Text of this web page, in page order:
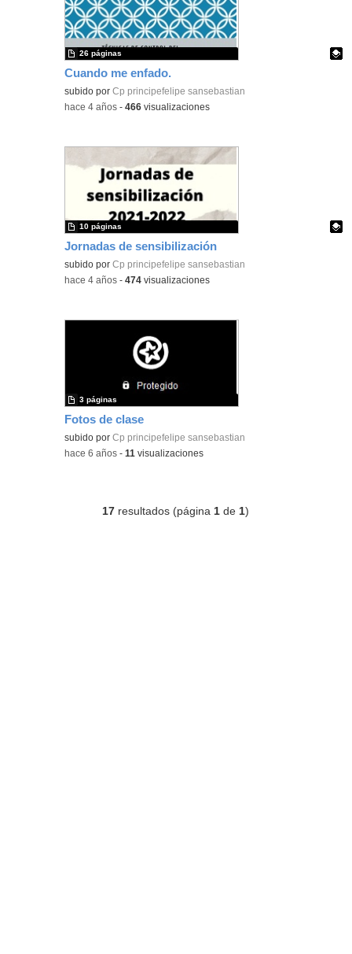
Cuando me enfado.
Contenido educativo.
subido porCp principefelipe sansebastian
26 páginas
-hace 4 años -466 visualizaciones
Jornadas de sensibilización
Contenido educativo.
subido porCp principefelipe sansebastian
10 páginas
-hace 4 años -474 visualizaciones
Fotos de clase
subido porCp principefelipe sansebastian
3 páginas
-hace 6 años -11 visualizaciones
17 resultados (página 1 de 1)